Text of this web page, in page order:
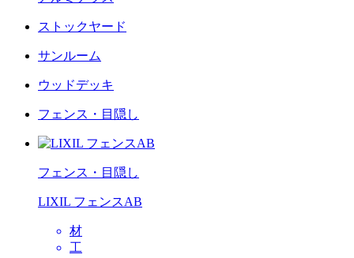
ストックヤード
サンルーム
ウッドデッキ
フェンス・目隠し
フェンス・目隠し
LIXIL フェンスAB
材
工